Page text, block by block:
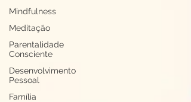
Mindfulness
Meditação
Parentalidade
Consciente
Desenvolvimento
Pessoal
Família